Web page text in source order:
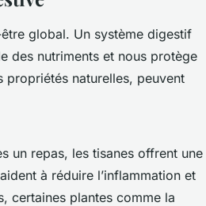
global. Un système digestif
des nutriments et nous protège
naturelles, peuvent
un repas, les tisanes offrent une
à réduire l’inflammation et
certaines plantes comme la